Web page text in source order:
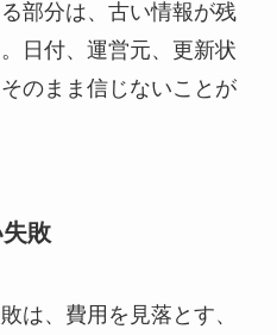
部分は、古い情報が残
日付、運営元、更新状
のまま信じないことが
敗
は、費用を見落とす、